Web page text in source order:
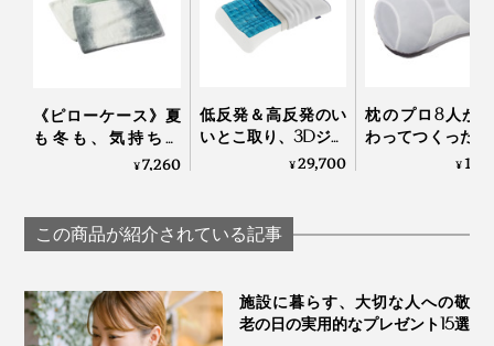
づけているので、つねに発熱している状態なのです。
バーヒート」状態に。のぼせや疲労感、頭痛が生じるこ
とも。
いる、太い血管を冷やせば、冷たい血液が循環して、熱
を冷ましやすくなります。
自ら『シリコンウォーターピロー』を愛用している由良
「アタマを載せると、水がチャプチャプ、氷がぶつかっ
てカランと鳴る音は、水枕ならではの心地よさ。
《ピローケース》夏
も冬も、気持ちい
い！綿毛布の自然な
SPOOL）
¥7,260
低反発＆高反発のい
いとこ取り、3Dジェ
ルキューブの「テク
¥29,700
枕のプロ8人が
わってつくった“
3センチ”の究極
¥
この商品が紹介されている記事
施設に暮らす、大切な人への敬
老の日の実用的なプレゼント15選